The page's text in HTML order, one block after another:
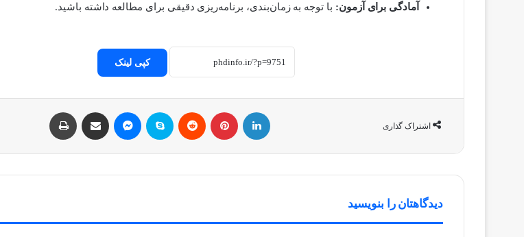
آمادگی برای آزمون: با توجه به زمان‌بندی، برنامه‌ریزی دقیقی برای مطالعه داشته باشید.
کپی لینک
اشتراک گذاری
دیدگاهتان را بنویسید